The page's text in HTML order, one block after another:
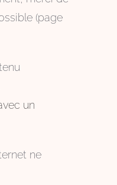
(page
un
ne